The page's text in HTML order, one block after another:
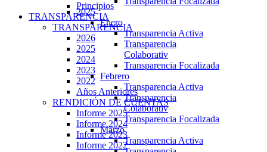
2025
Enero
Transparencia Activa
Transparencia
Colaborativ
Transparencia Focalizada
Febrero
Transparencia Activa
Transparencia
Colaborativ
Transparencia Focalizada
Marzo
Transparencia Activa
Principios
TRANSPARENCIA
TRANSPARENCIA
2026
2025
2024
2023
2022
Años Anteriores
RENDICIÓN DE CUENTAS
Informe 2025
Informe 2024
Informe 2023
Informe 2022